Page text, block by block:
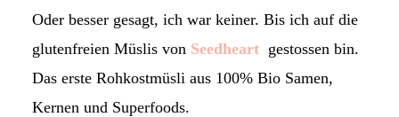
Oder besser gesagt, ich war keiner. Bis ich auf die
glutenfreien Müslis von Seedheart gestossen bin.
Das erste Rohkostmüsli aus 100% Bio Samen,
Kernen und Superfoods.